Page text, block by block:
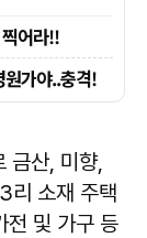
금산, 미향,
리 소재 주택
전 및 가구 등